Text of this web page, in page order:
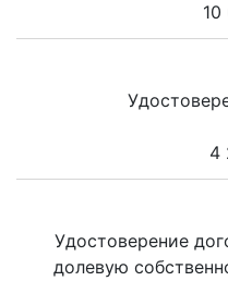
10
4
Удостоверение
долевую